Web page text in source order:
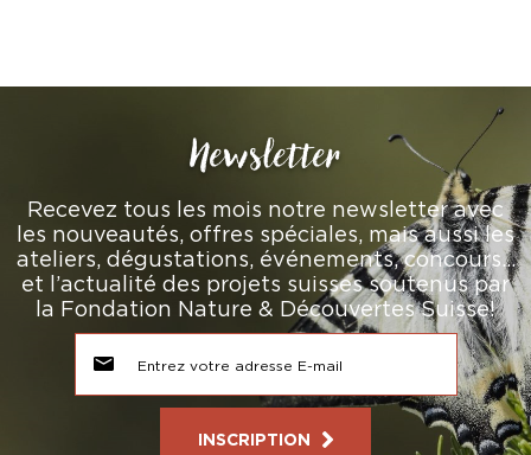
Newsletter
Recevez tous les mois notre newsletter avec
les nouveautés, offres spéciales, mais aussi les
ateliers, dégustations, événements, concours…
et l’actualité des projets suisses soutenus par
la Fondation Nature & Découvertes Suisse!
INSCRIPTION